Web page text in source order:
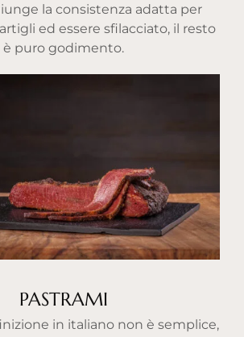
la consistenza adatta per
ed essere sfilacciato, il resto
è puro godimento.
PASTRAMI
in italiano non è semplice,